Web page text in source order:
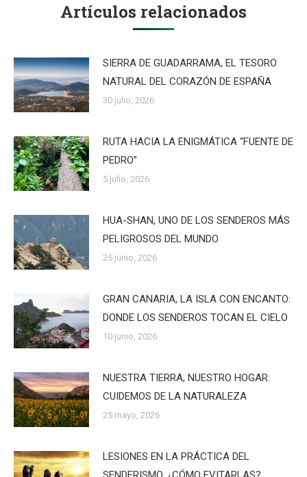
Artículos relacionados
SIERRA DE GUADARRAMA, EL TESORO
NATURAL DEL CORAZÓN DE ESPAÑA
30 julio, 2026
RUTA HACIA LA ENIGMÁTICA “FUENTE DE
PEDRO”
5 julio, 2026
HUA-SHAN, UNO DE LOS SENDEROS MÁS
PELIGROSOS DEL MUNDO
25 junio, 2026
GRAN CANARIA, LA ISLA CON ENCANTO:
DONDE LOS SENDEROS TOCAN EL CIELO
10 junio, 2026
NUESTRA TIERRA, NUESTRO HOGAR:
CUIDEMOS DE LA NATURALEZA
25 mayo, 2026
LESIONES EN LA PRÁCTICA DEL